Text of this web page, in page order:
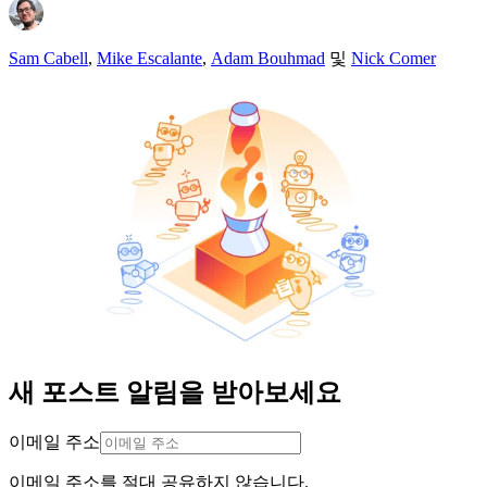
Sam Cabell, Mike Escalante, Adam Bouhmad 및 Nick Comer
새 포스트 알림을 받아보세요
이메일 주소
이메일 주소를 절대 공유하지 않습니다.